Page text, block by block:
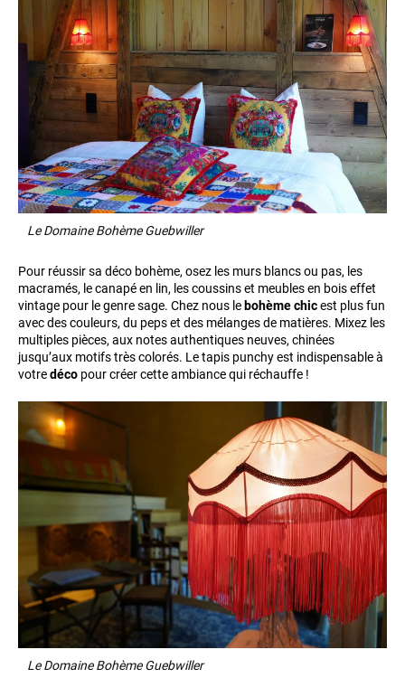
Le Domaine Bohème Guebwiller
Pour réussir sa déco bohème, osez les murs blancs ou pas, les
macramés, le canapé en lin, les coussins et meubles en bois effet
vintage pour le genre sage. Chez nous le bohème chicest plus fun
avec des couleurs, du peps et des mélanges de matières. Mixez les
multiples pièces, aux notes authentiques neuves, chinées
jusqu’aux motifs très colorés. Le tapis punchy est indispensable à
votredéco pour créer cette ambiance qui réchauffe !
Le Domaine Bohème Guebwiller